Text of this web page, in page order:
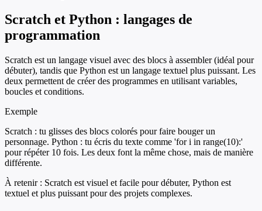
Scratch et Python : langages de
programmation
Scratch est un langage visuel avec des blocs à assembler (idéal pour
débuter), tandis que Python est un langage textuel plus puissant. Les
deux permettent de créer des programmes en utilisant variables,
boucles et conditions.
Exemple
Scratch : tu glisses des blocs colorés pour faire bouger un
personnage. Python : tu écris du texte comme 'for i in range(10):'
pour répéter 10 fois. Les deux font la même chose, mais de manière
différente.
À retenir : Scratch est visuel et facile pour débuter, Python est
textuel et plus puissant pour des projets complexes.